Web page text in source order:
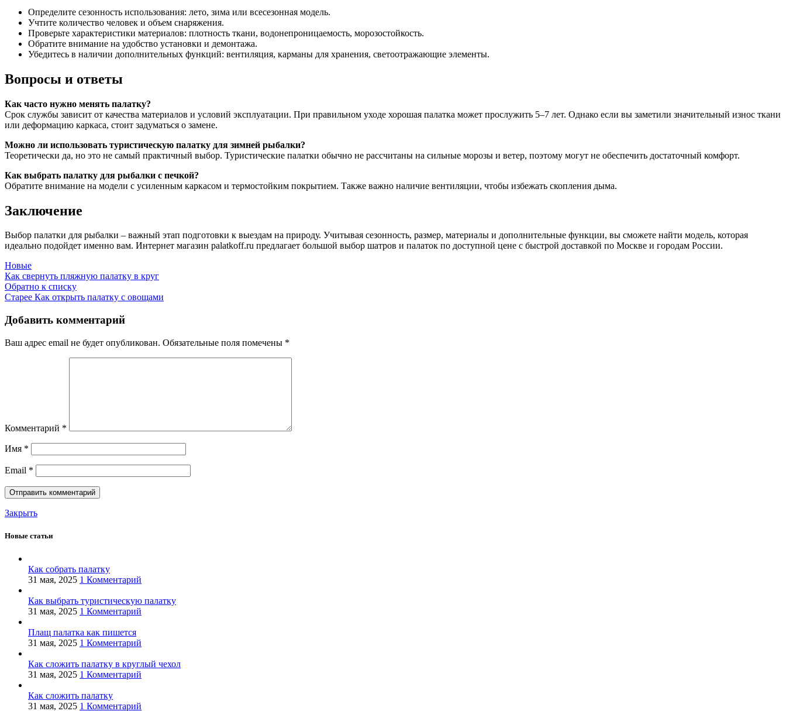
Определите сезонность использования: лето, зима или всесезонная модель.
Учтите количество человек и объем снаряжения.
Проверьте характеристики материалов: плотность ткани, водонепроницаемость, морозостойкость.
Обратите внимание на удобство установки и демонтажа.
Убедитесь в наличии дополнительных функций: вентиляция, карманы для хранения, светоотражающие элементы.
Вопросы и ответы
Как часто нужно менять палатку?
Срок службы зависит от качества материалов и условий эксплуатации. При правильном уходе хорошая палатка может прослужить 5–7 лет. Однако если вы заметили значительный износ ткани
или деформацию каркаса, стоит задуматься о замене.
Можно ли использовать туристическую палатку для зимней рыбалки?
Теоретически да, но это не самый практичный выбор. Туристические палатки обычно не рассчитаны на сильные морозы и ветер, поэтому могут не обеспечить достаточный комфорт.
Как выбрать палатку для рыбалки с печкой?
Обратите внимание на модели с усиленным каркасом и термостойким покрытием. Также важно наличие вентиляции, чтобы избежать скопления дыма.
Заключение
Выбор палатки для рыбалки – важный этап подготовки к выездам на природу. Учитывая сезонность, размер, материалы и дополнительные функции, вы сможете найти модель, которая
идеально подойдет именно вам. Интернет магазин palatkoff.ru предлагает большой выбор шатров и палаток по доступной цене с быстрой доставкой по Москве и городам России.
Новые
Как свернуть пляжную палатку в круг
Обратно к списку
Старее Как открыть палатку с овощами
Добавить комментарий
Ваш адрес email не будет опубликован. Обязательные поля помечены *
Комментарий *
Имя *
Email *
Закрыть
Новые статьи
Как собрать палатку
31 мая, 2025 1 Комментарий
Как выбрать туристическую палатку
31 мая, 2025 1 Комментарий
Плащ палатка как пишется
31 мая, 2025 1 Комментарий
Как сложить палатку в круглый чехол
31 мая, 2025 1 Комментарий
Как сложить палатку
31 мая, 2025 1 Комментарий